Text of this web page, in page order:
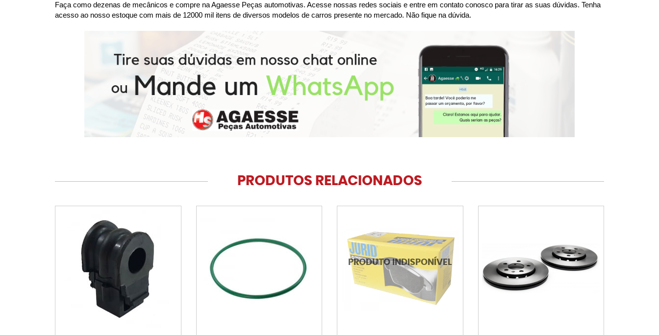
Faça como dezenas de mecânicos e compre na Agaesse Peças automotivas. Acesse nossas redes sociais e entre em contato conosco para tirar as suas dúvidas. Tenha
acesso ao nosso estoque com mais de 12000 mil itens de diversos modelos de carros presente no mercado. Não fique na dúvida.
PRODUTOS RELACIONADOS